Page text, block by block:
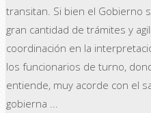
transitan. Si bien el Gobierno
gran cantidad de trámites y
coordinación en la
los funcionarios de turno,
entiende, muy acorde con el
gobierna ...